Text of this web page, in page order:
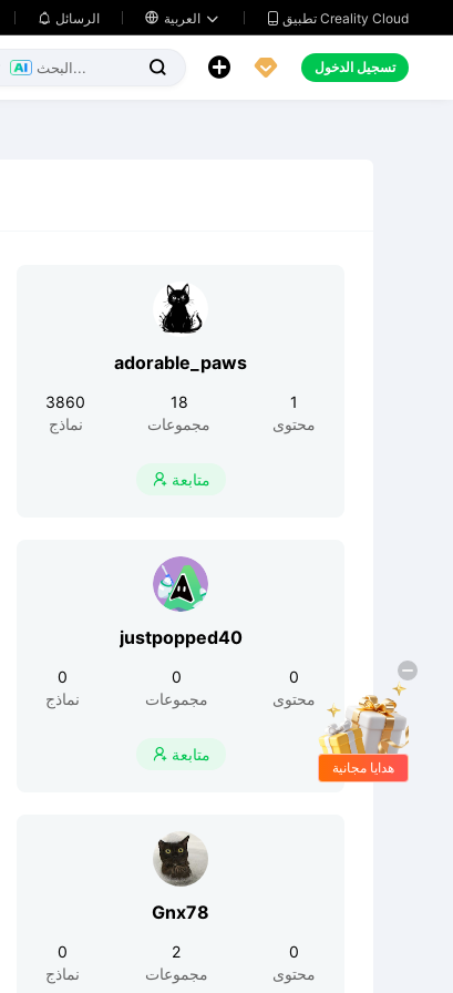
 الرسائل    تطبيق Creality Cloud
   تسجيل الدخول
adorable_paws
3860
نماذج
18
مجموعات
1
محتوى
 متابعة
justpopped40
0
نماذج
0
مجموعات
0
محتوى
 متابعة
Gnx78
0
نماذج
2
مجموعات
0
محتوى
هدايا مجانية